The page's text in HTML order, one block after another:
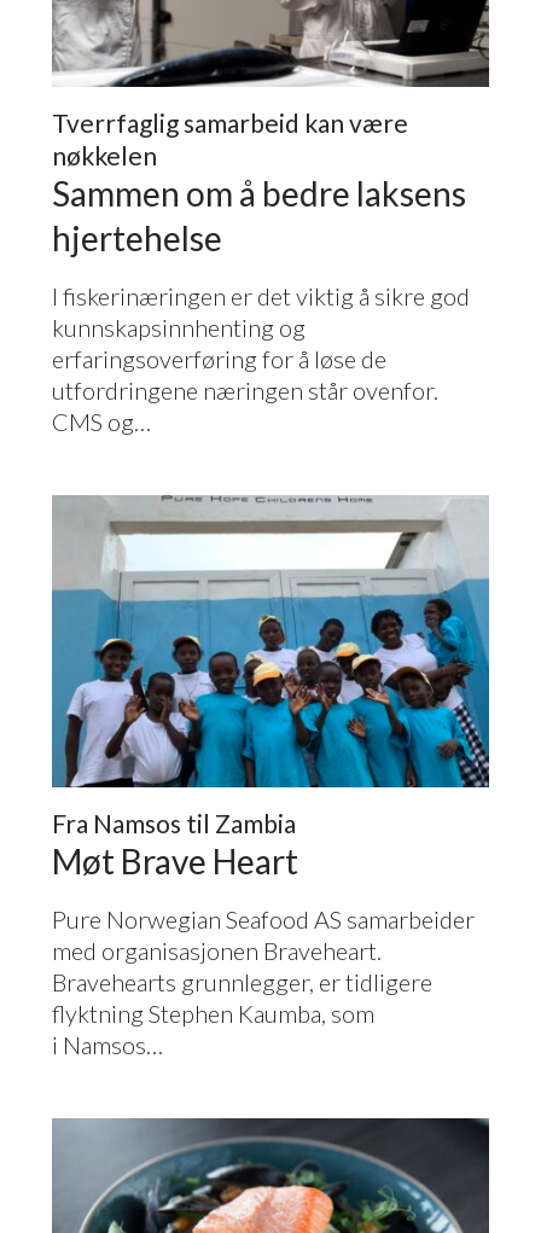
Tverrfaglig samarbeid kan være
nøkkelen
Sammen om å bedre laksens
hjertehelse
I fiskerinæringen er det viktig å sikre god
kunnskapsinnhenting og
erfaringsoverføring for å løse de
utfordringene næringen står ovenfor.
CMS og…
Fra Namsos til Zambia
Møt Brave Heart
Pure Norwegian SeafoodAS samarbeider
med organisasjonen Braveheart.
Bravehearts grunnlegger, er tidligere
flyktning Stephen Kaumba, som
i Namsos…